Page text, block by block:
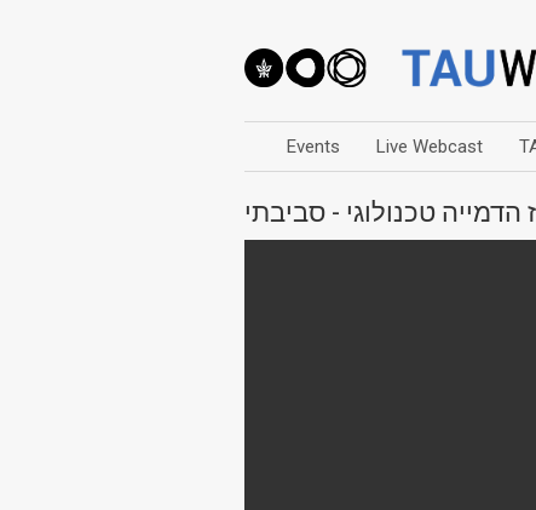
Events Live Webcast
טכנולוגי - סביבתי